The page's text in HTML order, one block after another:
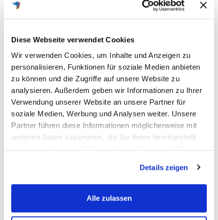
Diese Webseite verwendet Cookies
Wir verwenden Cookies, um Inhalte und Anzeigen zu
personalisieren, Funktionen für soziale Medien anbieten
zu können und die Zugriffe auf unsere Website zu
analysieren. Außerdem geben wir Informationen zu Ihrer
Verwendung unserer Website an unsere Partner für
soziale Medien, Werbung und Analysen weiter. Unsere
Partner führen diese Informationen möglicherweise mit
weiteren Daten zusammen, die Sie ihnen bereitgestellt
Details zeigen
Alle zulassen
normal zufrieden sehr zufrieden
schlecht gut sehr gut
Fanden Sie diese Bewertung hilfreich? Ja Melden
Teilen
vor einem Jahr
Verifizierter Käufer